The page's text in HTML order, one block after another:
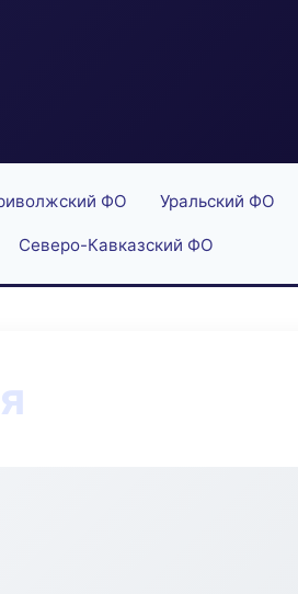
ФО Уральский ФО
Северо-Кавказский ФО